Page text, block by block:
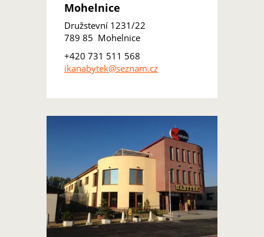
Mohelnice
Družstevní 1231/22
789 85 Mohelnice
+420 731 511 568
ikanabytek@seznam.cz